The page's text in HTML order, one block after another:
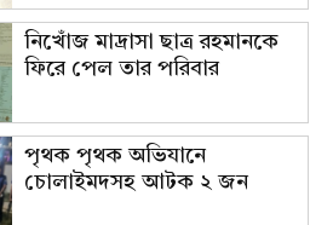
নিখোঁজ মাদ্রাসা ছাত্র রহমানকে
ফিরে পেল তার পরিবার
পৃথক পৃথক অভিযানে
চোলাইমদসহ আটক ২ জন